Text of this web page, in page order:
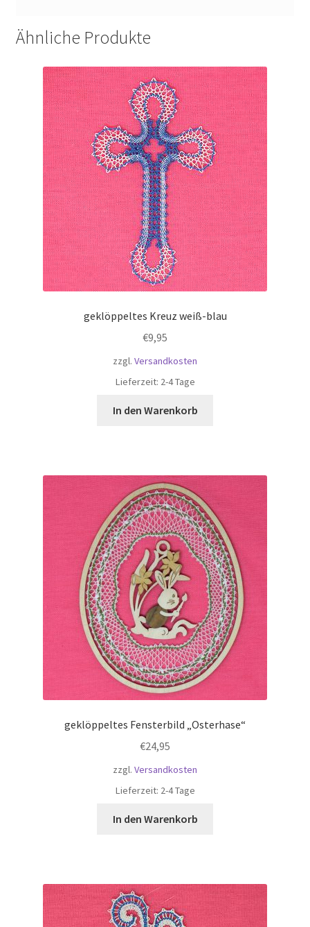
Ähnliche Produkte
geklöppeltes Kreuz weiß-blau
€9,95
zzgl. Versandkosten
Lieferzeit: 2-4 Tage
In den Warenkorb
geklöppeltes Fensterbild „Osterhase“
€24,95
zzgl. Versandkosten
Lieferzeit: 2-4 Tage
In den Warenkorb